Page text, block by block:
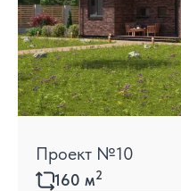
Проект №10
160 м2